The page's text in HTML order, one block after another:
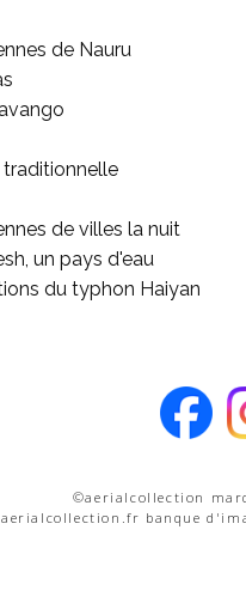
de Nauru
traditionnelle
de villes la nuit
un pays d'eau
du typhon Haiyan
©aerialcollection
banque